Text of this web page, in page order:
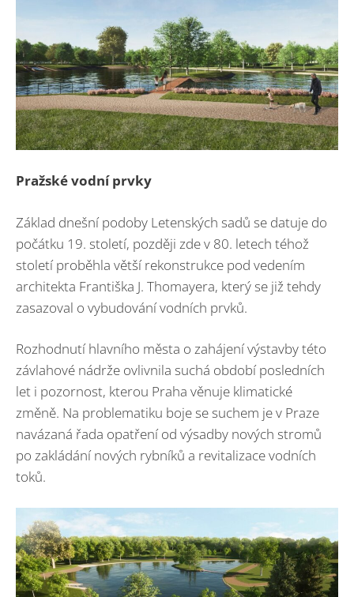
Pražské vodní prvky
Základ dnešní podoby Letenských sadů se datuje do
počátku 19. století, později zde v 80. letech téhož
století proběhla větší rekonstrukce pod vedením
architekta Františka J. Thomayera, který se již tehdy
zasazoval o vybudování vodních prvků.
Rozhodnutí hlavního města o zahájení výstavby této
závlahové nádrže ovlivnila suchá období posledních
let i pozornost, kterou Praha věnuje klimatické
změně. Na problematiku boje se suchem je v Praze
navázaná řada opatření od výsadby nových stromů
po zakládání nových rybníků a revitalizace vodních
toků.